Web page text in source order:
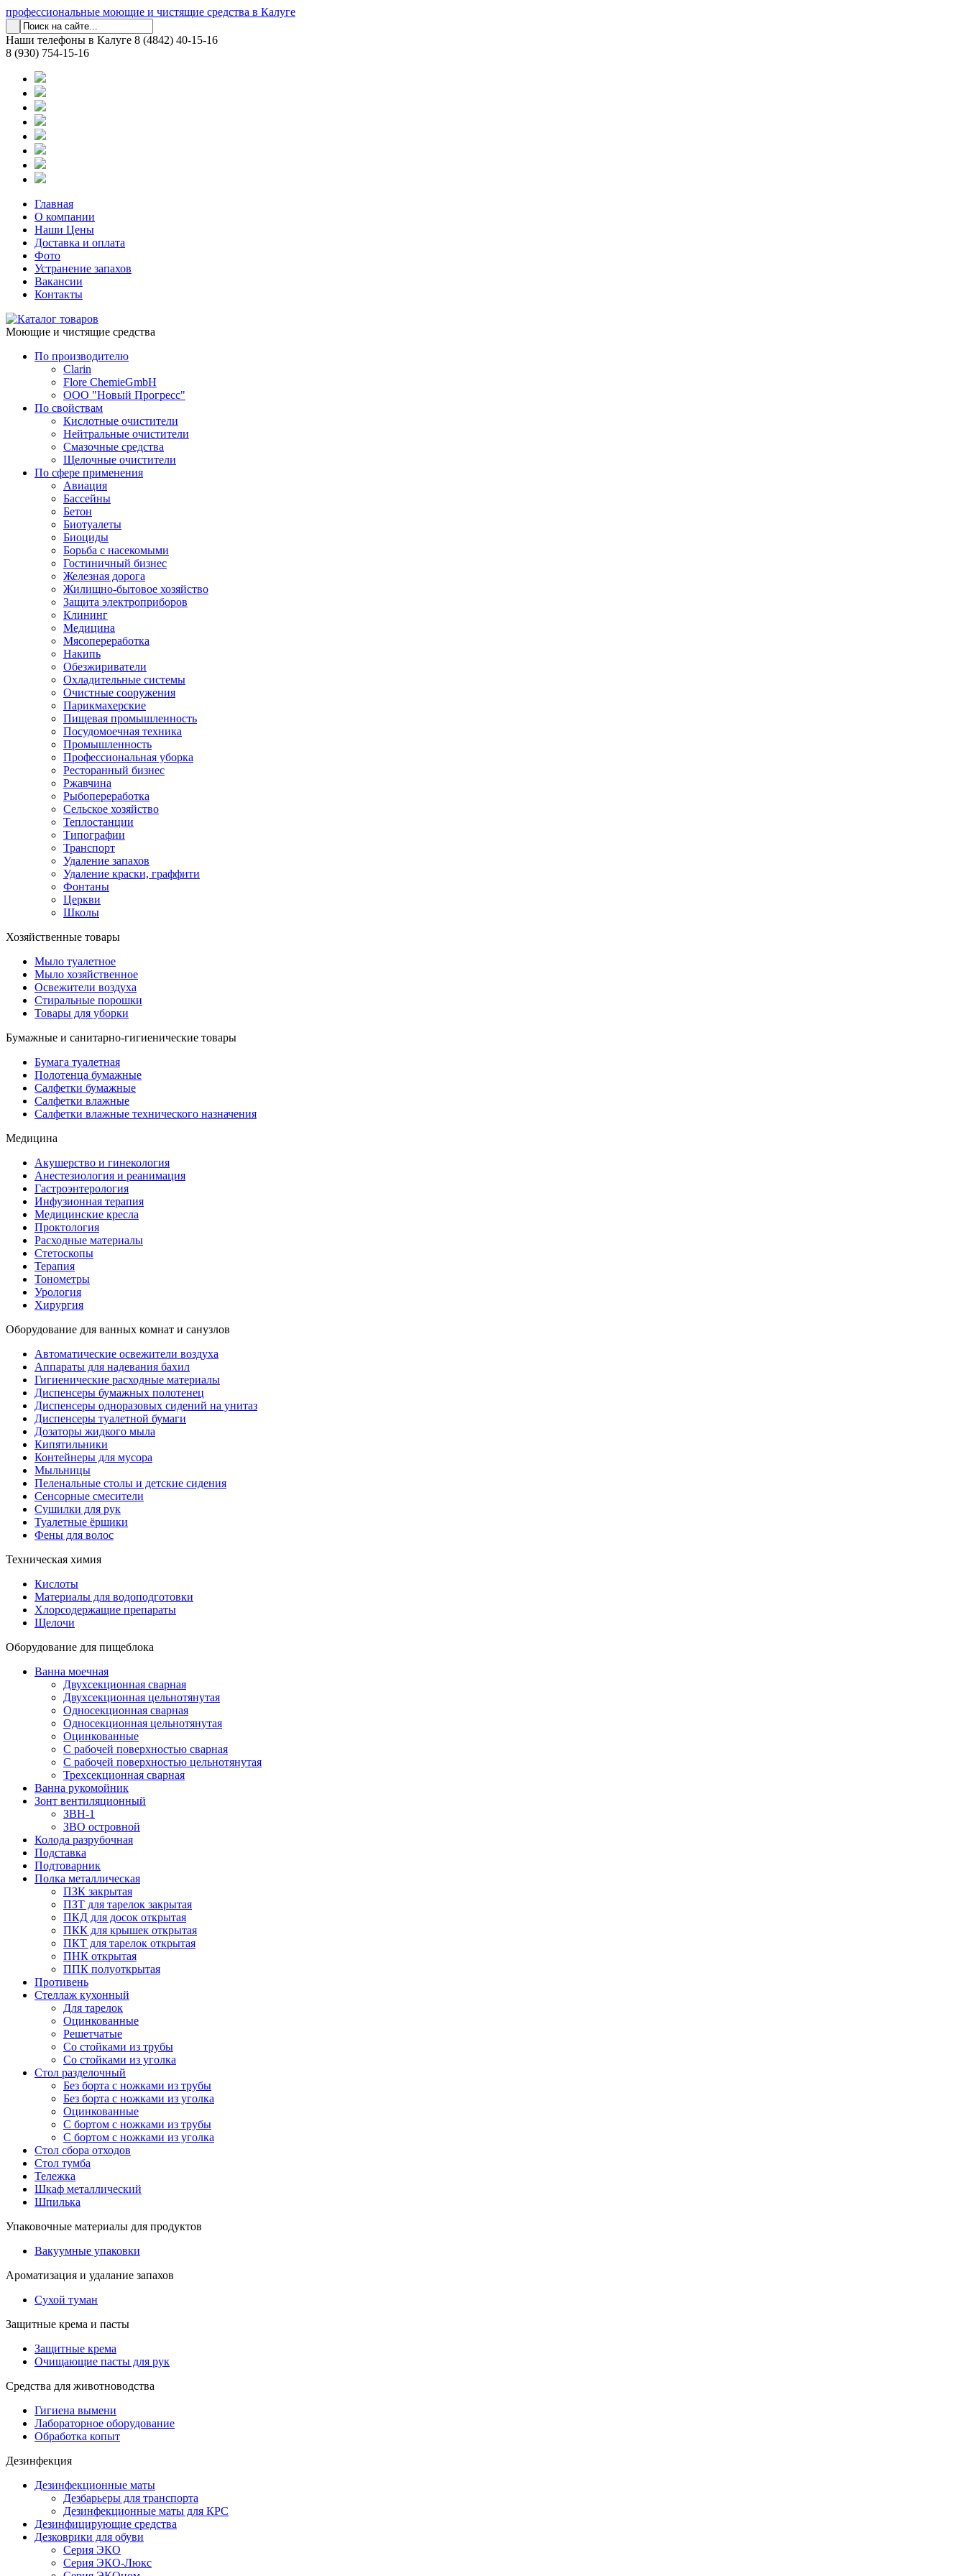
профессиональные моющие и чистящие средства в Калуге
Наши телефоны в Калуге 8 (4842) 40-15-16
8 (930) 754-15-16
Главная
О компании
Наши Цены
Доставка и оплата
Фото
Устранение запахов
Вакансии
Контакты
Моющие и чистящие средства
По производителю
Clarin
Flore ChemieGmbH
ООО "Новый Прогресс"
По свойствам
Кислотные очистители
Нейтральные очистители
Смазочные средства
Щелочные очистители
По сфере применения
Авиация
Бассейны
Бетон
Биотуалеты
Биоциды
Борьба с насекомыми
Гостиничный бизнес
Железная дорога
Жилищно-бытовое хозяйство
Защита электроприборов
Клининг
Медицина
Мясопереработка
Накипь
Обезжириватели
Охладительные системы
Очистные сооружения
Парикмахерские
Пищевая промышленность
Посудомоечная техника
Промышленность
Профессиональная уборка
Ресторанный бизнес
Ржавчина
Рыбопереработка
Сельское хозяйство
Теплостанции
Типографии
Транспорт
Удаление запахов
Удаление краски, граффити
Фонтаны
Церкви
Школы
Хозяйственные товары
Мыло туалетное
Мыло хозяйственное
Освежители воздуха
Стиральные порошки
Товары для уборки
Бумажные и санитарно-гигиенические товары
Бумага туалетная
Полотенца бумажные
Салфетки бумажные
Салфетки влажные
Салфетки влажные технического назначения
Медицина
Акушерство и гинекология
Анестезиология и реанимация
Гастроэнтерология
Инфузионная терапия
Медицинские кресла
Проктология
Расходные материалы
Стетоскопы
Терапия
Тонометры
Урология
Хирургия
Оборудование для ванных комнат и санузлов
Автоматические освежители воздуха
Аппараты для надевания бахил
Гигиенические расходные материалы
Диспенсеры бумажных полотенец
Диспенсеры одноразовых сидений на унитаз
Диспенсеры туалетной бумаги
Дозаторы жидкого мыла
Кипятильники
Контейнеры для мусора
Мыльницы
Пеленальные столы и детские сидения
Сенсорные смесители
Сушилки для рук
Туалетные ёршики
Фены для волос
Техническая химия
Кислоты
Материалы для водоподготовки
Хлорсодержащие препараты
Щелочи
Оборудование для пищеблока
Ванна моечная
Двухсекционная сварная
Двухсекционная цельнотянутая
Односекционная сварная
Односекционная цельнотянутая
Оцинкованные
С рабочей поверхностью сварная
С рабочей поверхностью цельнотянутая
Трехсекционная сварная
Ванна рукомойник
Зонт вентиляционный
ЗВН-1
ЗВО островной
Колода разрубочная
Подставка
Подтоварник
Полка металлическая
ПЗК закрытая
ПЗТ для тарелок закрытая
ПКД для досок открытая
ПКК для крышек открытая
ПКТ для тарелок открытая
ПНК открытая
ППК полуоткрытая
Противень
Стеллаж кухонный
Для тарелок
Оцинкованные
Решетчатые
Со стойками из трубы
Со стойками из уголка
Стол разделочный
Без борта с ножками из трубы
Без борта с ножками из уголка
Оцинкованные
С бортом с ножками из трубы
С бортом с ножками из уголка
Стол сбора отходов
Стол тумба
Тележка
Шкаф металлический
Шпилька
Упаковочные материалы для продуктов
Вакуумные упаковки
Ароматизация и удалание запахов
Сухой туман
Защитные крема и пасты
Защитные крема
Очищающие пасты для рук
Средства для животноводства
Гигиена вымени
Лабораторное оборудование
Обработка копыт
Дезинфекция
Дезинфекционные маты
Дезбарьеры для транспорта
Дезинфекционные маты для КРС
Дезинфицирующие средства
Дезковрики для обуви
Серия ЭКО
Серия ЭКО-Люкс